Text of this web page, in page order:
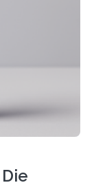
mit Robotern,
mit…